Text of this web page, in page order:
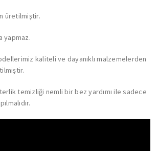
üretilmiştir.
yapmaz.
kaliteli ve dayanıklı malzemelerden
temizliği nemli bir bez yardımı ile sadece